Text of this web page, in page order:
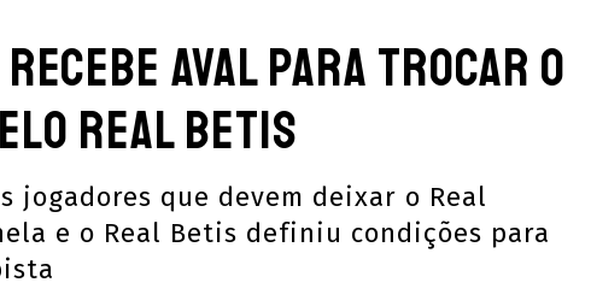
recebe aval para trocar o
Real Betis
jogadores que devem deixar o Real
e o Real Betis definiu condições para